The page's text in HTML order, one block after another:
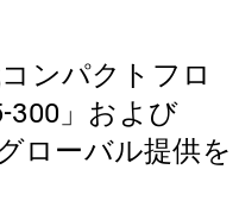
ンパクトフロ
300」および
ローバル提供を